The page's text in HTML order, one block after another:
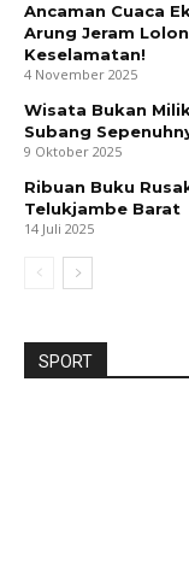
Ancaman Cuaca
Arung Jeram
Keselamatan!
4 November 2025
Wisata Bukan
Subang
9 Oktober 2025
Ribuan Buku
Telukjambe Barat
14 Juli 2025
SPORT